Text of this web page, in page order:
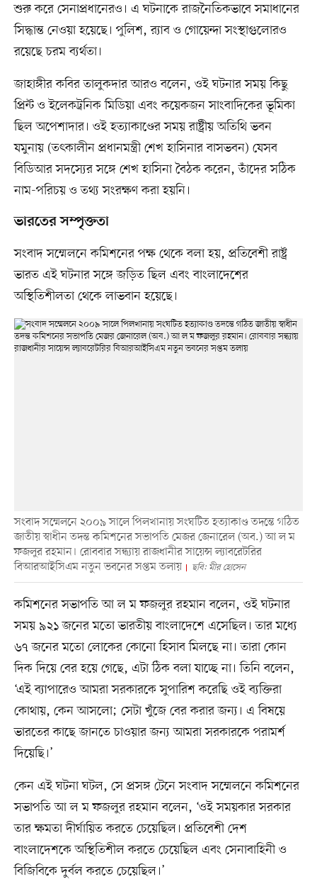
শুরু করে সেনাপ্রধানেরও। এ ঘটনাকে রাজনৈতিকভাবে সমাধানের
সিদ্ধান্ত নেওয়া হয়েছে। পুলিশ, র‍্যাব ও গোয়েন্দা সংস্থাগুলোরও
রয়েছে চরম ব্যর্থতা।
জাহাঙ্গীর কবির তালুকদার আরও বলেন, ওই ঘটনার সময় কিছু
প্রিন্ট ও ইলেকট্রনিক মিডিয়া এবং কয়েকজন সাংবাদিকের ভূমিকা
ছিল অপেশাদার। ওই হত্যাকাণ্ডের সময় রাষ্ট্রীয় অতিথি ভবন
যমুনায় (তৎকালীন প্রধানমন্ত্রী শেখ হাসিনার বাসভবন) যেসব
বিডিআর সদস্যের সঙ্গে শেখ হাসিনা বৈঠক করেন, তাঁদের সঠিক
নাম-পরিচয় ও তথ্য সংরক্ষণ করা হয়নি।
ভারতের সম্পৃক্ততা
সংবাদ সম্মেলনে কমিশনের পক্ষ থেকে বলা হয়, প্রতিবেশী রাষ্ট্র
ভারত এই ঘটনার সঙ্গে জড়িত ছিল এবং বাংলাদেশের
অস্থিতিশীলতা থেকে লাভবান হয়েছে।
সংবাদ সম্মেলনে ২০০৯ সালে পিলখানায় সংঘটিত হত্যাকাণ্ড তদন্তে গঠিত
জাতীয় স্বাধীন তদন্ত কমিশনের সভাপতি মেজর জেনারেল (অব.) আ ল ম
ফজলুর রহমান। রোববার সন্ধ্যায় রাজধানীর সায়েন্স ল্যাবরেটরির
বিআরআইসিএম নতুন ভবনের সপ্তম তলায়
ছবি: মীর হোসেন
কমিশনের সভাপতি আ ল ম ফজলুর রহমান বলেন, ওই ঘটনার
সময় ৯২১ জনের মতো ভারতীয় বাংলাদেশে এসেছিল। তার মধ্যে
৬৭ জনের মতো লোকের কোনো হিসাব মিলছে না। তারা কোন
দিক দিয়ে বের হয়ে গেছে, এটা ঠিক বলা যাচ্ছে না। তিনি বলেন,
‘এই ব্যাপারেও আমরা সরকারকে সুপারিশ করেছি ওই ব্যক্তিরা
কোথায়, কেন আসলো; সেটা খুঁজে বের করার জন্য। এ বিষয়ে
ভারতের কাছে জানতে চাওয়ার জন্য আমরা সরকারকে পরামর্শ
দিয়েছি।’
কেন এই ঘটনা ঘটল, সে প্রসঙ্গ টেনে সংবাদ সম্মেলনে কমিশনের
সভাপতি আ ল ম ফজলুর রহমান বলেন, ‘ওই সময়কার সরকার
তার ক্ষমতা দীর্ঘায়িত করতে চেয়েছিল। প্রতিবেশী দেশ
বাংলাদেশকে অস্থিতিশীল করতে চেয়েছিল এবং সেনাবাহিনী ও
বিজিবিকে দুর্বল করতে চেয়েছিল।’